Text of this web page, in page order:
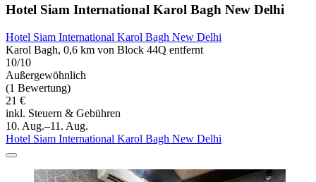
Hotel Siam International Karol Bagh New Delhi
Hotel Siam International Karol Bagh New Delhi
Karol Bagh, 0,6 km von Block 44Q entfernt
10/10
Außergewöhnlich
(1 Bewertung)
21 €
inkl. Steuern & Gebühren
10. Aug.–11. Aug.
Hotel Siam International Karol Bagh New Delhi